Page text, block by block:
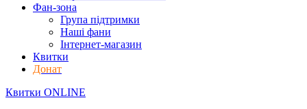
Фан-зона
Група підтримки
Наші фани
Інтернет-магазин
Квитки
Донат
Квитки ONLINE